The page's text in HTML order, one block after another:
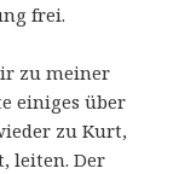
frei.
zu meiner
einiges über
zu Kurt,
leiten. Der